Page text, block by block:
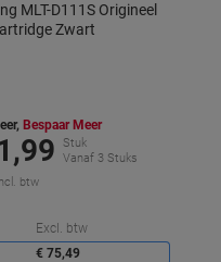
MLT-D111S Origineel
Zwart
Bespaar Meer
Stuk
Vanaf 3 Stuks
btw
Excl. btw
€ 75,49